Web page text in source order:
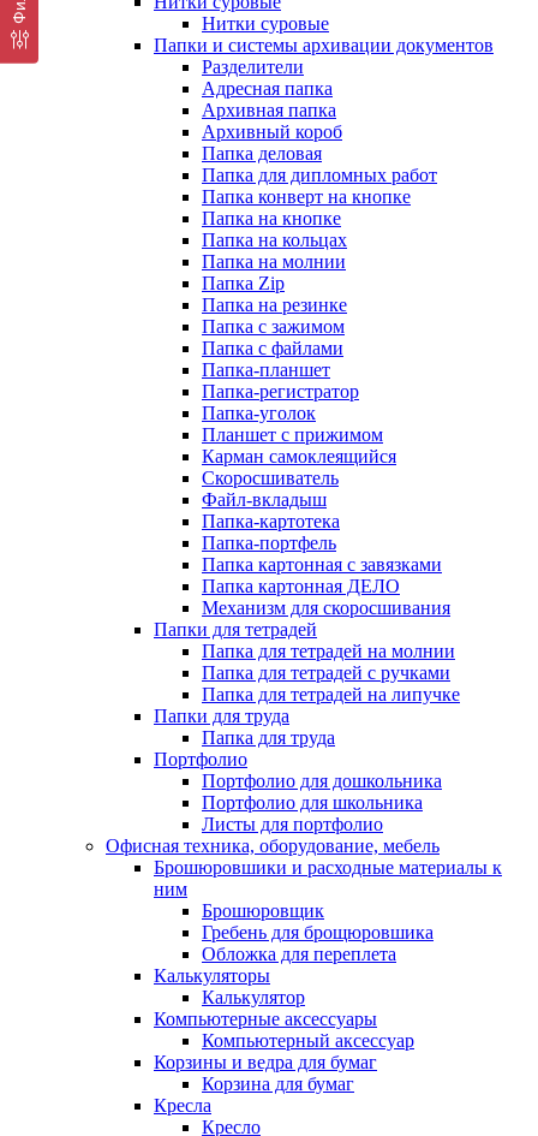
Нитки суровые
Папки и системы архивации документов
Разделители
Адресная папка
Архивная папка
Архивный короб
Папка деловая
Папка для дипломных работ
Папка конверт на кнопке
Папка на кнопке
Папка на кольцах
Папка на молнии
Папка Zip
Папка на резинке
Папка с зажимом
Папка с файлами
Папка-планшет
Папка-регистратор
Папка-уголок
Планшет с прижимом
Карман самоклеящийся
Скоросшиватель
Файл-вкладыш
Папка-картотека
Папка-портфель
Папка картонная с завязками
Папка картонная ДЕЛО
Механизм для скоросшивания
Папки для тетрадей
Папка для тетрадей на молнии
Папка для тетрадей с ручками
Папка для тетрадей на липучке
Папки для труда
Папка для труда
Портфолио
Портфолио для дошкольника
Портфолио для школьника
Листы для портфолио
Офисная техника, оборудование, мебель
Брошюровшики и расходные материалы к
ним
Брошюровщик
Гребень для брощюровшика
Обложка для переплета
Калькуляторы
Калькулятор
Компьютерные аксессуары
Компьютерный аксессуар
Корзины и ведра для бумаг
Корзина для бумаг
Кресла
Кресло